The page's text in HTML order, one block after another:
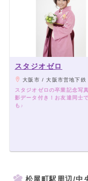
スタジオゼロ
大阪市 / 大阪市営地下鉄 長堀橋駅 1番出口より徒歩6分 松屋町駅より徒歩5分 心斎橋
スタジオゼロの卒業記念写
影データ付き！お友達同士
も♪
松屋町駅周辺/中